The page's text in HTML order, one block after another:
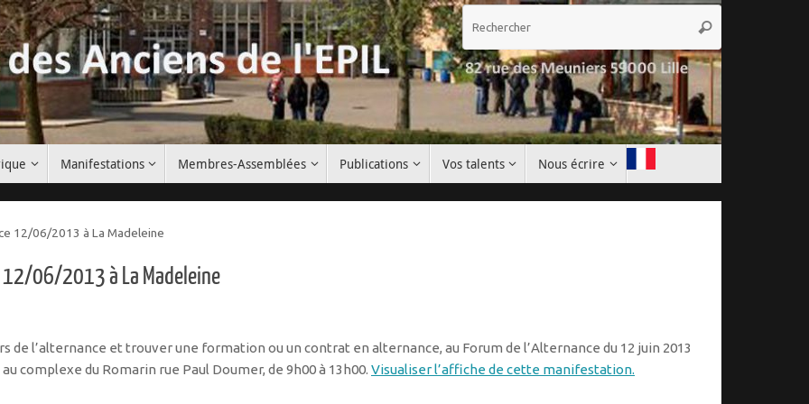
:
Rechercher
Manifestations Membres-Assemblées Publications Vos talents Nous écrire
12/06/2013 à La Madeleine
12/06/2013 à La Madeleine
de l’alternance et trouver une formation ou un contrat en alternance, au Forum de l’Alternance du 12 juin 2013
complexe du Romarin rue Paul Doumer, de 9h00 à 13h00. Visualiser l’affiche de cette manifestation.